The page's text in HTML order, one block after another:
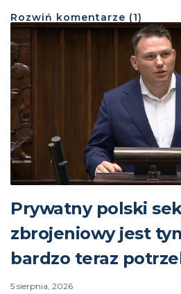
Rozwiń komentarze (1)
Prywatny polski
zbrojeniowy jest
bardzo teraz
5 sierpnia, 2026